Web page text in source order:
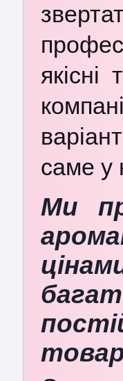
саме у
Ми